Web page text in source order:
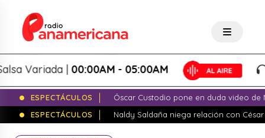
|00:00AM - 05:00AM
ESPECTÁCULOS
Óscar Custodio pone en duda video de
ESPECTÁCULOS
Naldy Saldaña niega relación con